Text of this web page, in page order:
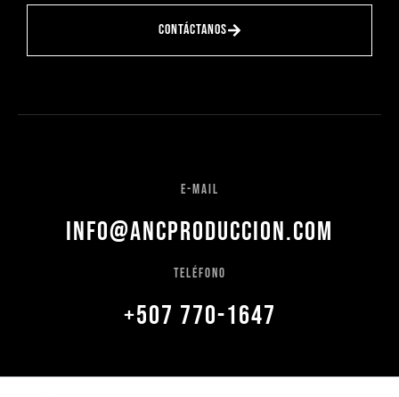
Contáctanos
e-mail
info@ancproduccion.com
Teléfono
+507 770-1647